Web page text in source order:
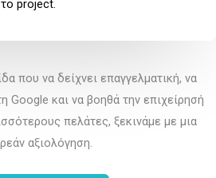
project.
που να δείχνει επαγγελματική, να
Google και να βοηθά την επιχείρησή
πελάτες, ξεκινάμε με μια
αξιολόγηση.